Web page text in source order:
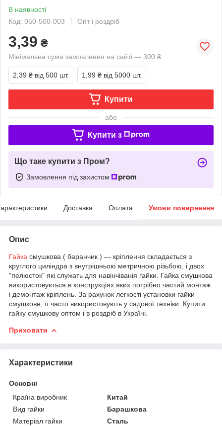
В наявності
Код: 050-500-003
Опт і роздріб
3,39 ₴
Мінімальна сума замовлення на сайті — 300 ₴
2,39 ₴ від 500 шт. 1,99 ₴ від 5000 шт.
Купити
або
Купити з
Що таке купити з Пром?
Замовлення під захистом
Доставка Оплата Умови повернення
Опис
Гайка смушкова ( баранчик ) ― кріплення складається з
круглого циліндра з внутрішньою метричною різьбою, і двох
"пелюсток" які служать для навінчіванія гайки. Гайка смушкова
використовується в конструкціях яких потрібно частий монтаж
і демонтаж кріплень. За рахунок легкості установки гайки
смушкове, її часто використовують у садової техніки. Купити
гайку смушкову оптом і в роздріб в Україні.
Приховати
Характеристики
Основні
Країна виробник
Китай
Вид гайки
Барашкова
Матеріал гайки
Сталь